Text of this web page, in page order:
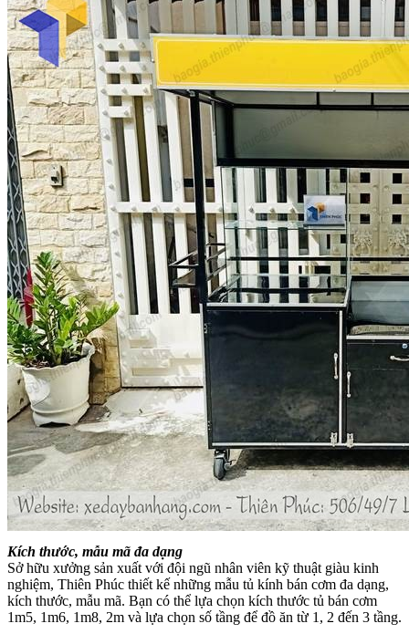
Kích thước, mẫu mã đa dạng
Sở hữu xưởng sản xuất với đội ngũ nhân viên kỹ thuật giàu kinh
nghiệm, Thiên Phúc thiết kế những mẫu tủ kính bán cơm đa dạng,
kích thước, mẫu mã. Bạn có thể lựa chọn kích thước tủ bán cơm
1m5, 1m6, 1m8, 2m và lựa chọn số tầng để đồ ăn từ 1, 2 đến 3 tầng.